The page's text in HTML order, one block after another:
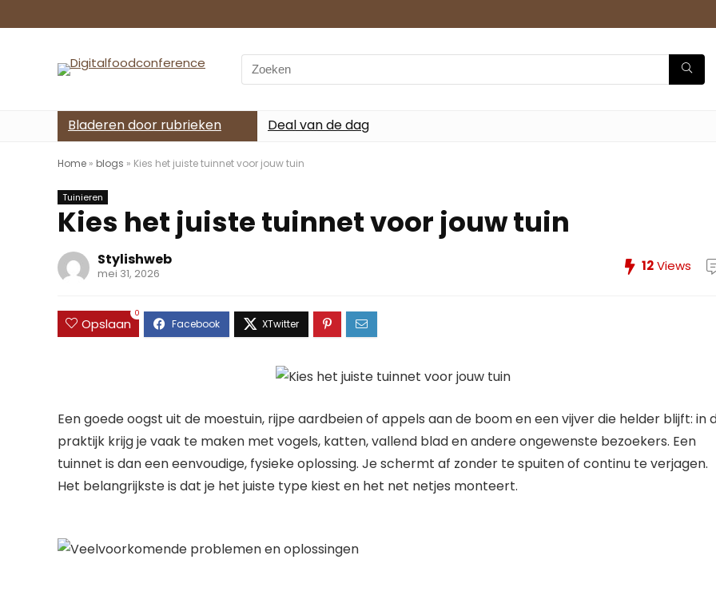
Search
for:
Bladeren door rubrieken Deal van de dag
Home » blogs » Kies het juiste tuinnet voor jouw tuin
Tuinieren
Kies het juiste tuinnet voor jouw tuin
Stylishweb
mei 31, 2026 12Views
Opslaan
0
Een goede oogst uit de moestuin, rijpe aardbeien of appels aan de boom en een vijver die helder blijft: in
praktijk krijg je vaak te maken met vogels, katten, vallend blad en andere ongewenste bezoekers. Een
tuinnet is dan een eenvoudige, fysieke oplossing. Je schermt af zonder te spuiten of continu te verjagen.
Het belangrijkste is dat je het juiste type kiest en het net netjes monteert.